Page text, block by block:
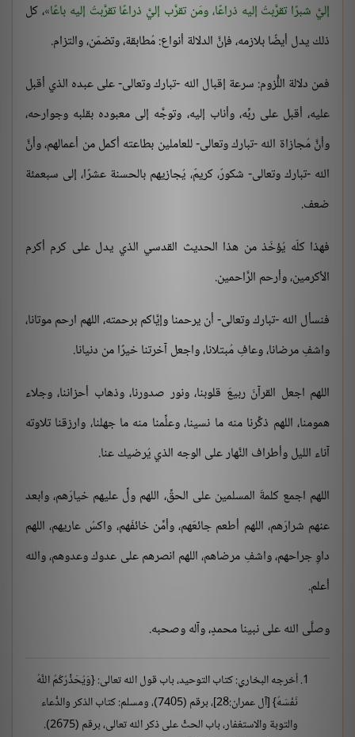
إليَّ شبرًا تقرَّبتُ إليه ذراعًا، ومَن تقرَّب إليَّ ذراعًا تقرَّبتُ إليه باعًا ، كل
ذلك يدل أيضًا بلازمه، فإنَّ الدلالة أنواع: مُطابقة، وتضمّن، والتزام.
فمن دلالة اللُّزوم: سرعة إقبال الله -تبارك وتعالى- على عبده الذي أقبل
عليه، أقبل على ربِّه، وأناب إليه، وتوجَّه إلى معبوده بقلبه وجوارحه،
وأنَّ مُجازاة الله -تبارك وتعالى- للعاملين بطاعته أكمل من أعمالهم، وأنَّ
الله -تبارك وتعالى- شكورٌ، كريمٌ، يُجازيهم بالحسنة عشرًا، إلى سبعمئة
ضعف.
فهذا كلّه يُؤخَذ من هذا الحديث القدسي الذي يدل على كرم أكرم
الأكرمين، وأرحم الرَّاحمين.
فنسأل الله -تبارك وتعالى- أن يرحمنا وإيَّاكم برحمته، اللهم ارحم موتانا،
واشفِ مرضانا، وعافِ مُبتلانا، واجعل آخرتنا خيرًا من دنيانا.
اللهم اجعل القرآنَ ربيعَ قلوبنا، ونور صدورنا، وذهاب أحزاننا، وجلاء
همومنا، اللهم ذكِّرنا منه ما نسينا، وعلِّمنا منه ما جهلنا، وارزقنا تلاوته
آناء الليل وأطراف النَّهار على الوجه الذي يُرضيك عنا.
اللهم اجمع كلمةَ المسلمين على الحقِّ، اللهم ولِّ عليهم خيارَهم، وابعد
عنهم شرارَهم، اللهم أطعم جائعَهم، وأمِّن خائفَهم، واكسُ عاريهم، اللهم
داوِ جراحهم، واشفِ مرضاهم، اللهم انصرهم على عدوك وعدوهم، والله
أعلم.
وصلَّى الله على نبينا محمدٍ، وآله وصحبه.
أخرجه البخاري: كتاب التوحيد، باب قول الله تعالى: {وَيُحَذِّرُكُمُ اللَّهُ
نَفْسَهُ} [آل عمران:28]، برقم (7405)، ومسلم: كتاب الذكر والدُّعاء
والتوبة والاستغفار، باب الحثِّ على ذكر الله تعالى، برقم (2675).